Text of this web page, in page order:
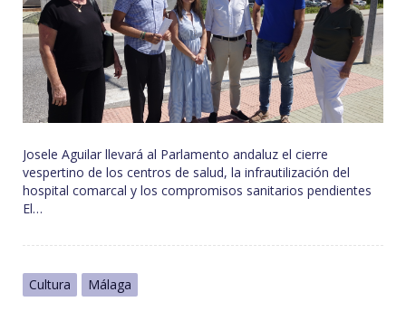
Josele Aguilar llevará al Parlamento andaluz el cierre
vespertino de los centros de salud, la infrautilización del
hospital comarcal y los compromisos sanitarios pendientes
El…
Cultura Málaga